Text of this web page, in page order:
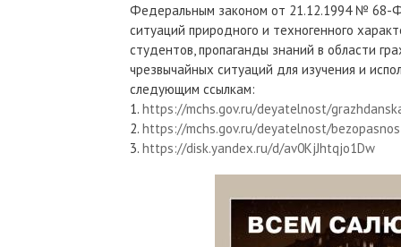
Федеральным законом от 21.12.1994 № 68-
ситуаций природного и техногенного
студентов, пропаганды знаний в области
чрезвычайных ситуаций для изучения и
следующим ссылкам:
1. https://mchs.gov.ru/deyatelnost/
2. https://mchs.gov.ru/deyatelnost/
3. https://disk.yandex.ru/d/av0KjJhtqjo1Dw